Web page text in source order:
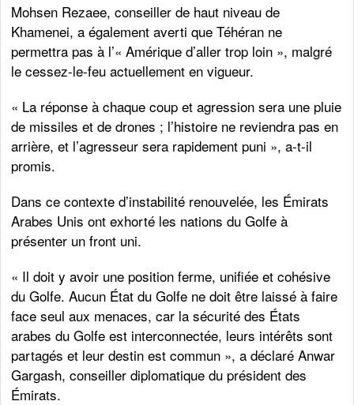
Mohsen Rezaee, conseiller de haut niveau de
Khamenei, a également averti que Téhéran ne
permettra pas à l’« Amérique d’aller trop loin », malgré
le cessez-le-feu actuellement en vigueur.
« La réponse à chaque coup et agression sera une pluie
de missiles et de drones ; l’histoire ne reviendra pas en
arrière, et l’agresseur sera rapidement puni », a-t-il
promis.
Dans ce contexte d’instabilité renouvelée, les Émirats
Arabes Unis ont exhorté les nations du Golfe à
présenter un front uni.
« Il doit y avoir une position ferme, unifiée et cohésive
du Golfe. Aucun État du Golfe ne doit être laissé à faire
face seul aux menaces, car la sécurité des États
arabes du Golfe est interconnectée, leurs intérêts sont
partagés et leur destin est commun », a déclaré Anwar
Gargash, conseiller diplomatique du président des
Émirats.